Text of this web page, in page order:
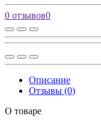
0 отзывов0
Описание
Отзывы (0)
О товаре